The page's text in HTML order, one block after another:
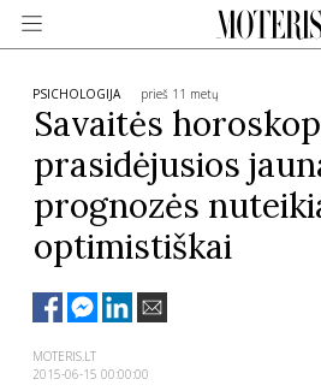
VEIDAI
MONARCHIJA
MADA
GROŽIS
PSICHOLOGIJA prieš 11 metų
Savaitės
prasidėjusios
prognozės
optimistiškai
MOTERIS.LT
2015-06-15 00:00:00